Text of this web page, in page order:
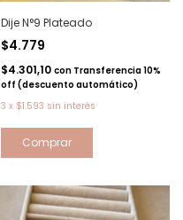
Dije N°9 Plateado
$4.779
$4.301,10 con Transferencia 10%
off (descuento automático)
3 x $1.593 sin interés